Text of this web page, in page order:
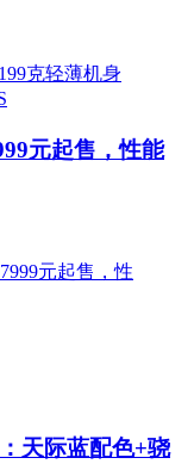
元起售，性能
天际蓝配色+骁